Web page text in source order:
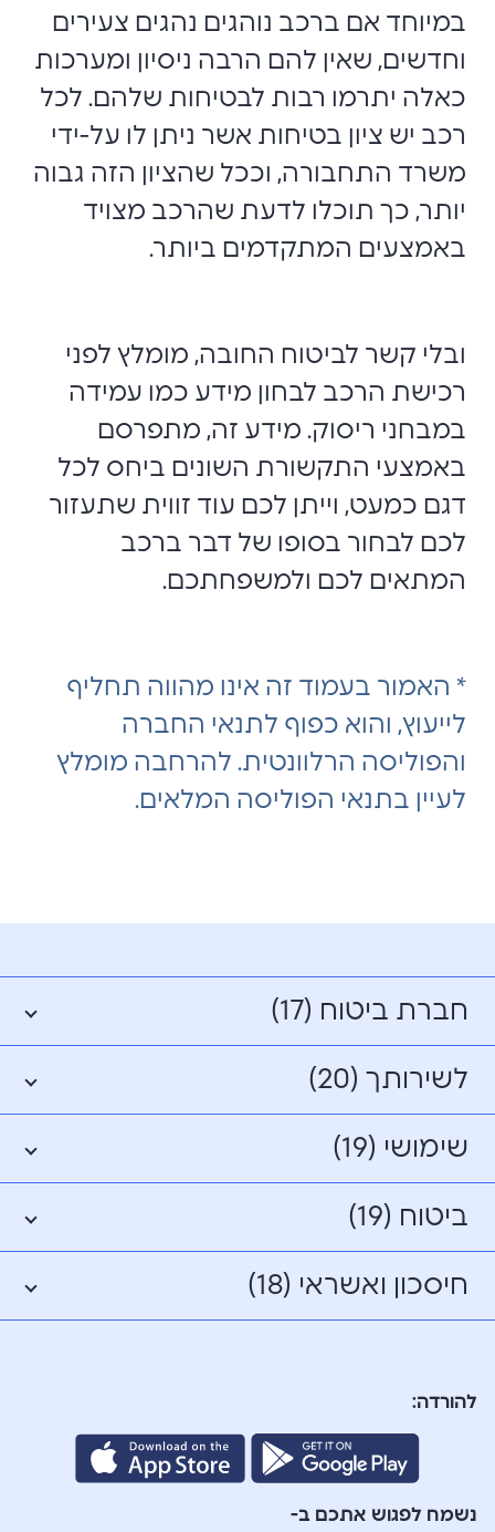
במיוחד אם ברכב נוהגים נהגים צעירים
וחדשים, שאין להם הרבה ניסיון ומערכות
כאלה יתרמו רבות לבטיחות שלהם. לכל
רכב יש ציון בטיחות אשר ניתן לו על-ידי
משרד התחבורה, וככל שהציון הזה גבוה
יותר, כך תוכלו לדעת שהרכב מצויד
באמצעים המתקדמים ביותר.
ובלי קשר לביטוח החובה, מומלץ לפני
רכישת הרכב לבחון מידע כמו עמידה
במבחני ריסוק. מידע זה, מתפרסם
באמצעי התקשורת השונים ביחס לכל
דגם כמעט, וייתן לכם עוד זווית שתעזור
לכם לבחור בסופו של דבר ברכב
המתאים לכם ולמשפחתכם.
* האמור בעמוד זה אינו מהווה תחליף
לייעוץ, והוא כפוף לתנאי החברה
והפוליסה הרלוונטית. להרחבה מומלץ
לעיין בתנאי הפוליסה המלאים.
חברת ביטוח (17)
לשירותך (20)
שימושי (19)
ביטוח (19)
חיסכון ואשראי (18)
להורדה:
נשמח לפגוש אתכם ב-